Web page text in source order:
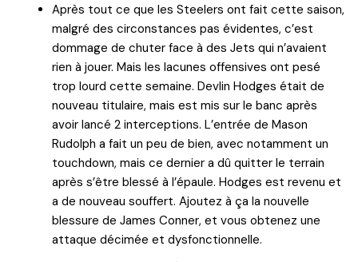
Après tout ce que les Steelers ont fait cette saison,
malgré des circonstances pas évidentes, c’est
dommage de chuter face à des Jets qui n’avaient
rien à jouer. Mais les lacunes offensives ont pesé
trop lourd cette semaine. Devlin Hodges était de
nouveau titulaire, mais est mis sur le banc après
avoir lancé 2 interceptions. L’entrée de Mason
Rudolph a fait un peu de bien, avec notamment un
touchdown, mais ce dernier a dû quitter le terrain
après s’être blessé à l’épaule. Hodges est revenu et
a de nouveau souffert. Ajoutez à ça la nouvelle
blessure de James Conner, et vous obtenez une
attaque décimée et dysfonctionnelle.